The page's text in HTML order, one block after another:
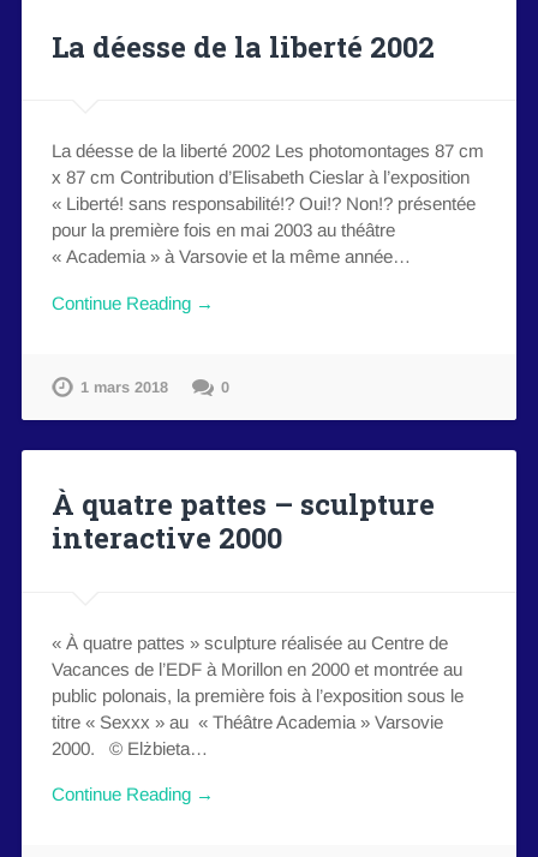
La déesse de la liberté 2002
La déesse de la liberté 2002 Les photomontages 87 cm
x 87 cm Contribution d’Elisabeth Cieslar à l’exposition
« Liberté! sans responsabilité!? Oui!? Non!? présentée
pour la première fois en mai 2003 au théâtre
« Academia » à Varsovie et la même année…
Continue Reading →
1 mars 2018 0
À quatre pattes – sculpture
interactive 2000
« À quatre pattes » sculpture réalisée au Centre de
Vacances de l’EDF à Morillon en 2000 et montrée au
public polonais, la première fois à l’exposition sous le
titre « Sexxx » au « Théâtre Academia » Varsovie
2000. © Elżbieta…
Continue Reading →